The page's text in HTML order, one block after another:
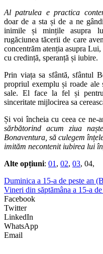
Al patrulea e practica
doar de a sta și de a ne
inimile și mințile asupra
rugăciunea tăcerii de care
concentrăm atenția asupra
cu credință, speranță și iubire.
Prin viața sa sfântă, sfântul
propriul exemplu și roade
sale. El face la fel și
sinceritate mijlocirea sa
Și voi încheia cu ceea ce ne-
sărbătorind acum ziua
Bonaventura, să culegem
imităm necontenit iubirea lui
Alte opțiuni: 01 , 02, 03, 04,
Duminica a 15-a de peste an
Vineri din săptămâna a 15-a
Facebook
Twitter
LinkedIn
WhatsApp
Email